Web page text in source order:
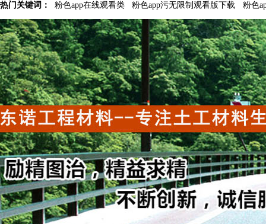
热门关键词： 粉色app在线观看类 粉色app污无限制观看版下载 粉色